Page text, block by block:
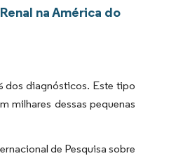
na América do
dos diagnósticos. Este tipo
milhares dessas pequenas
de Pesquisa sobre